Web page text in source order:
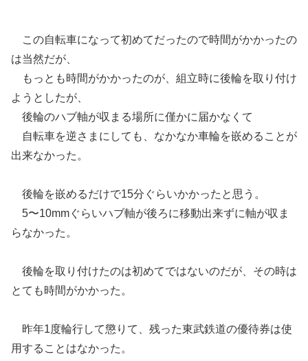
この自転車になって初めてだったので時間がかかったの
は当然だが、
もっとも時間がかかったのが、組立時に後輪を取り付け
ようとしたが、
後輪のハブ軸が収まる場所に僅かに届かなくて
自転車を逆さまにしても、なかなか車輪を嵌めることが
出来なかった。
後輪を嵌めるだけで15分ぐらいかかったと思う。
5〜10mmぐらいハブ軸が後ろに移動出来ずに軸が収ま
らなかった。
後輪を取り付けたのは初めてではないのだが、その時は
とても時間がかかった。
昨年1度輪行して懲りて、残った東武鉄道の優待券は使
用することはなかった。